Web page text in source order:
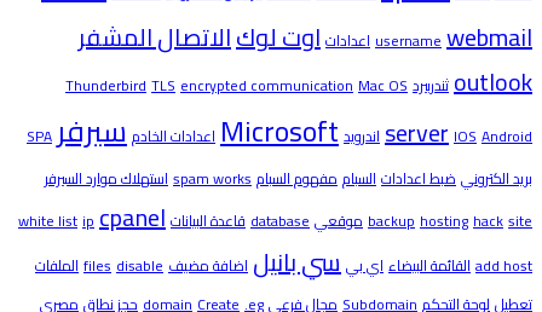
usernamewebmail اعداداتاوت لوكالاتصال المشفر
outlookثندربيرد ThunderbirdTLSencrypted communicationMac OS
serverIOSAndroid اندرويدMicrosoftاعدادات الخادمسيرفرSPA
بريد الكترونيضبط اعداداتالسباممفهوم السبامspam worksاستهلاك موارد السيرفر
backuphostinghacksite موقعيdatabaseقاعدة البيانات white listipcpanel
add hostالقائمة البيضاءاي بيسي بانيل اضافة مضيف filesdisable
الملفات
تعطيللوحة التحكمSubdomainمجال فرعي domainCreate.eg حجز نطاقمصري